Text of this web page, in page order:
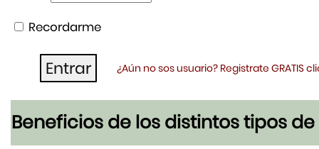
Recordarme
¿Aún no sos usuario? Registrate GRATIS
Beneficios de los distintos tipos de